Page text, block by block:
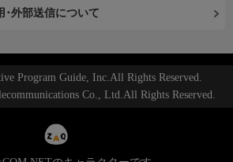
･外部送信について
Program Guide, Inc.All Rights Reserved.
Co., Ltd.All Rights Reserved.